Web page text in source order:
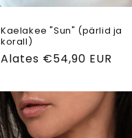
Kaelakee "Sun" (pärlid ja
korall)
Tavahind
Alates €54,90 EUR